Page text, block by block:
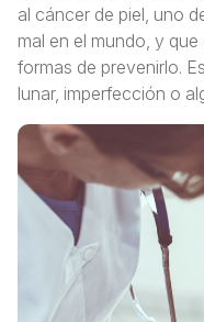
al cáncer de piel, uno
mal en el mundo, y
formas de prevenirlo.
lunar, imperfección o